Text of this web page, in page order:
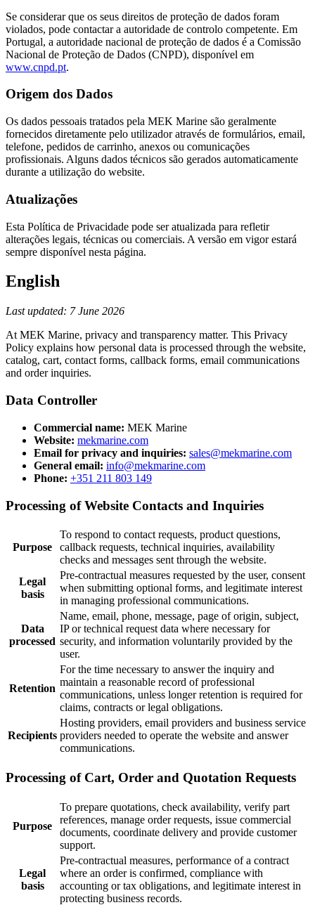
Se considerar que os seus direitos de proteção de dados foram
violados, pode contactar a autoridade de controlo competente. Em
Portugal, a autoridade nacional de proteção de dados é a Comissão
Nacional de Proteção de Dados (CNPD), disponível em
www.cnpd.pt.
Origem dos Dados
Os dados pessoais tratados pela MEK Marine são geralmente
fornecidos diretamente pelo utilizador através de formulários, email,
telefone, pedidos de carrinho, anexos ou comunicações
profissionais. Alguns dados técnicos são gerados automaticamente
durante a utilização do website.
Atualizações
Esta Política de Privacidade pode ser atualizada para refletir
alterações legais, técnicas ou comerciais. A versão em vigor estará
sempre disponível nesta página.
English
Last updated: 7 June 2026
At MEK Marine, privacy and transparency matter. This Privacy
Policy explains how personal data is processed through the website,
catalog, cart, contact forms, callback forms, email communications
and order inquiries.
Data Controller
Commercial name: MEK Marine
Website: mekmarine.com
Email for privacy and inquiries: sales@mekmarine.com
General email: info@mekmarine.com
Phone: +351 211 803 149
Processing of Website Contacts and Inquiries
Purpose
To respond to contact requests, product questions,
callback requests, technical inquiries, availability
checks and messages sent through the website.
Legal
basis
Pre-contractual measures requested by the user, consent
when submitting optional forms, and legitimate interest
in managing professional communications.
Data
processed
Name, email, phone, message, page of origin, subject,
IP or technical request data where necessary for
security, and information voluntarily provided by the
user.
Retention
For the time necessary to answer the inquiry and
maintain a reasonable record of professional
communications, unless longer retention is required for
claims, contracts or legal obligations.
Recipients
Hosting providers, email providers and business service
providers needed to operate the website and answer
communications.
Processing of Cart, Order and Quotation Requests
Purpose
To prepare quotations, check availability, verify part
references, manage order requests, issue commercial
documents, coordinate delivery and provide customer
support.
Legal
basis
Pre-contractual measures, performance of a contract
where an order is confirmed, compliance with
accounting or tax obligations, and legitimate interest in
protecting business records.